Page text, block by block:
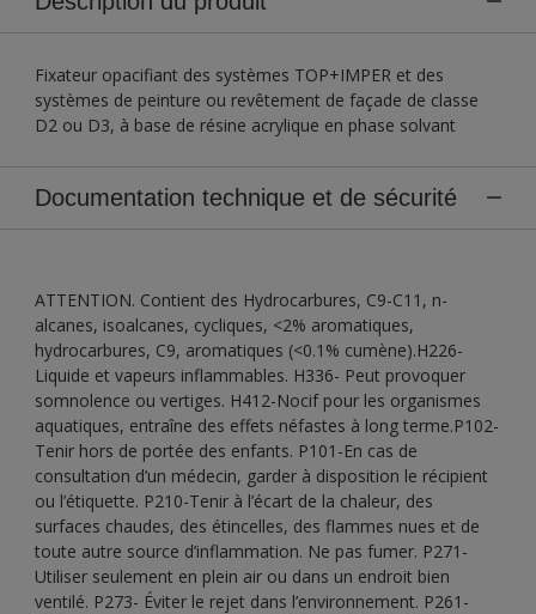
Fixateur opacifiant des systèmes TOP+IMPER et des
systèmes de peinture ou revêtement de façade de classe
D2 ou D3, à base de résine acrylique en phase solvant
Documentation technique et de sécurité
ATTENTION. Contient des Hydrocarbures, C9-C11, n-
alcanes, isoalcanes, cycliques, <2% aromatiques,
hydrocarbures, C9, aromatiques (<0.1% cumène).H226-
Liquide et vapeurs inflammables. H336- Peut provoquer
somnolence ou vertiges. H412-Nocif pour les organismes
aquatiques, entraîne des effets néfastes à long terme.P102-
Tenir hors de portée des enfants. P101-En cas de
consultation d’un médecin, garder à disposition le récipient
ou l’étiquette. P210-Tenir à l’écart de la chaleur, des
surfaces chaudes, des étincelles, des flammes nues et de
toute autre source d’inflammation. Ne pas fumer. P271-
Utiliser seulement en plein air ou dans un endroit bien
ventilé. P273- Éviter le rejet dans l’environnement. P261-